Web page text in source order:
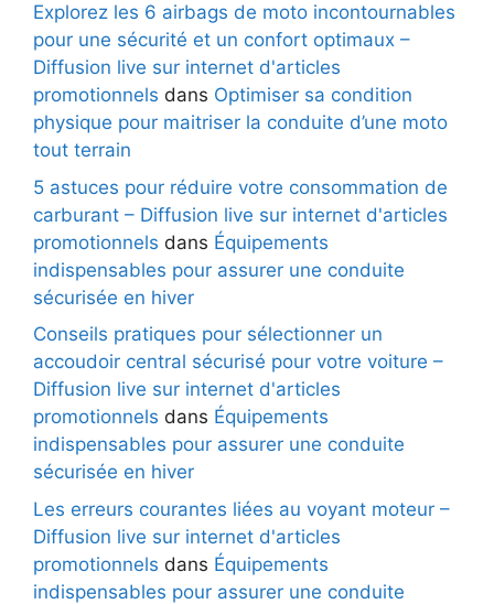
Explorez les 6 airbags de moto incontournables
pour une sécurité et un confort optimaux –
Diffusion live sur internet d'articles
promotionnels dans Optimiser sa condition
physique pour maitriser la conduite d’une moto
tout terrain
5 astuces pour réduire votre consommation de
carburant – Diffusion live sur internet d'articles
promotionnels dans Équipements
indispensables pour assurer une conduite
sécurisée en hiver
Conseils pratiques pour sélectionner un
accoudoir central sécurisé pour votre voiture –
Diffusion live sur internet d'articles
promotionnels dans Équipements
indispensables pour assurer une conduite
sécurisée en hiver
Les erreurs courantes liées au voyant moteur –
Diffusion live sur internet d'articles
promotionnels dans Équipements
indispensables pour assurer une conduite